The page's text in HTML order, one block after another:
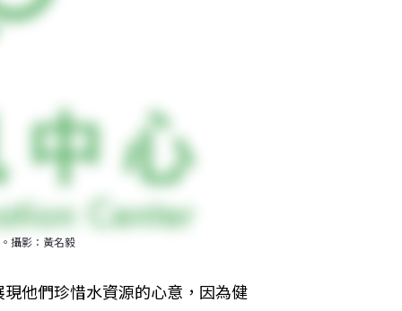
攝影：黃名毅
他們珍惜水資源的心意，因為健